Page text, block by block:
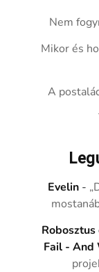
Nem
Mikor és
A
Evelin -
Fail - And